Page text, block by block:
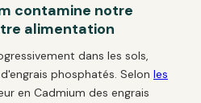
contamine notre
alimentation
dans les sols,
phosphatés. Selon les
en Cadmium des engrais